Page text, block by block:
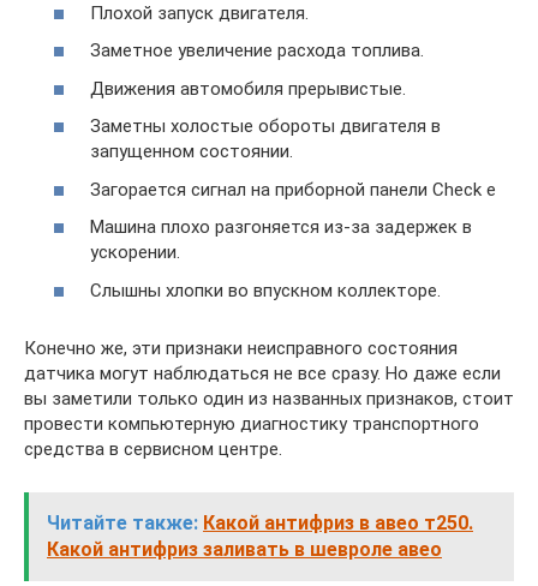
Плохой запуск двигателя.
Заметное увеличение расхода топлива.
Движения автомобиля прерывистые.
Заметны холостые обороты двигателя в
запущенном состоянии.
Загорается сигнал на приборной панели Check e
Машина плохо разгоняется из-за задержек в
ускорении.
Слышны хлопки во впускном коллекторе.
Конечно же, эти признаки неисправного состояния
датчика могут наблюдаться не все сразу. Но даже если
вы заметили только один из названных признаков, стоит
провести компьютерную диагностику транспортного
средства в сервисном центре.
Читайте также: Какой антифриз в авео т250.
Какой антифриз заливать в шевроле авео